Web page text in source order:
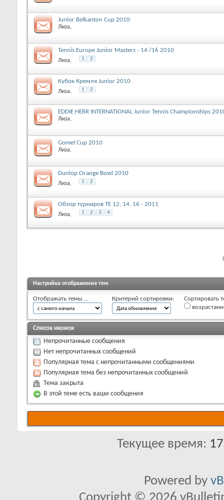
Junior Belkanton Cup 2010
Лиза,
Tennis Europe Junior Masters - 14 /16 2010
Лиза, 1 2
Кубок Кремля Junior 2010
Лиза, 1 2
EDDIE HERR INTERNATIONAL Junior Tennis Championships
Лиза,
Gomel Cup 2010
Лиза,
Dunlop Orange Bowl 2010
Лиза, 1 2
Обзор турниров ТЕ 12, 14, 16 - 2011
Лиза, 1 2 3 4
Настройка отображения тем
Отображать темы ... Критерий сортировки:
Сортировать
Список иконок
Непрочитанные сообщения
Нет непрочитанных сообщений
Популярная тема с непрочитанными сообщениями
Популярная тема без непрочитанных сообщений
Тема закрыта
В этой теме есть ваши сообщения
Текущее время:
Powered by